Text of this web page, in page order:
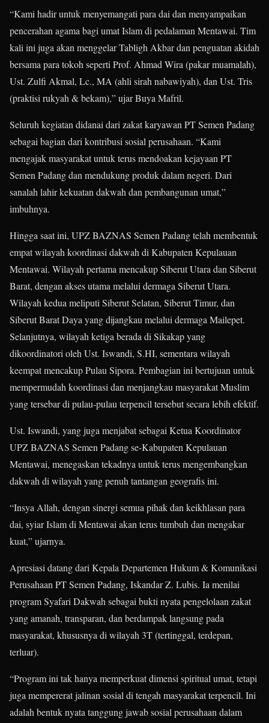
“Kami hadir untuk menyemangati para dai dan menyampaikan
pencerahan agama bagi umat Islam di pedalaman Mentawai. Tim
kali ini juga akan menggelar Tabligh Akbar dan penguatan akidah
bersama para tokoh seperti Prof. Ahmad Wira (pakar muamalah),
Ust. Zulfi Akmal, Lc., MA (ahli sirah nabawiyah), dan Ust. Tris
(praktisi rukyah & bekam),” ujar Buya Mafril.
Seluruh kegiatan didanai dari zakat karyawan PT Semen Padang
sebagai bagian dari kontribusi sosial perusahaan. “Kami
mengajak masyarakat untuk terus mendoakan kejayaan PT
Semen Padang dan mendukung produk dalam negeri. Dari
sanalah lahir kekuatan dakwah dan pembangunan umat,”
imbuhnya.
Hingga saat ini, UPZ BAZNAS Semen Padang telah membentuk
empat wilayah koordinasi dakwah di Kabupaten Kepulauan
Mentawai. Wilayah pertama mencakup Siberut Utara dan Siberut
Barat, dengan akses utama melalui dermaga Siberut Utara.
Wilayah kedua meliputi Siberut Selatan, Siberut Timur, dan
Siberut Barat Daya yang dijangkau melalui dermaga Mailepet.
Selanjutnya, wilayah ketiga berada di Sikakap yang
dikoordinatori oleh Ust. Iswandi, S.HI, sementara wilayah
keempat mencakup Pulau Sipora. Pembagian ini bertujuan untuk
mempermudah koordinasi dan menjangkau masyarakat Muslim
yang tersebar di pulau-pulau terpencil tersebut secara lebih efektif.
Ust. Iswandi, yang juga menjabat sebagai Ketua Koordinator
UPZ BAZNAS Semen Padang se-Kabupaten Kepulauan
Mentawai, menegaskan tekadnya untuk terus mengembangkan
dakwah di wilayah yang penuh tantangan geografis ini.
“Insya Allah, dengan sinergi semua pihak dan keikhlasan para
dai, syiar Islam di Mentawai akan terus tumbuh dan mengakar
kuat,” ujarnya.
Apresiasi datang dari Kepala Departemen Hukum & Komunikasi
Perusahaan PT Semen Padang, Iskandar Z. Lubis. Ia menilai
program Syafari Dakwah sebagai bukti nyata pengelolaan zakat
yang amanah, transparan, dan berdampak langsung pada
masyarakat, khususnya di wilayah 3T (tertinggal, terdepan,
terluar).
“Program ini tak hanya memperkuat dimensi spiritual umat, tetapi
juga mempererat jalinan sosial di tengah masyarakat terpencil. Ini
adalah bentuk nyata tanggung jawab sosial perusahaan dalam